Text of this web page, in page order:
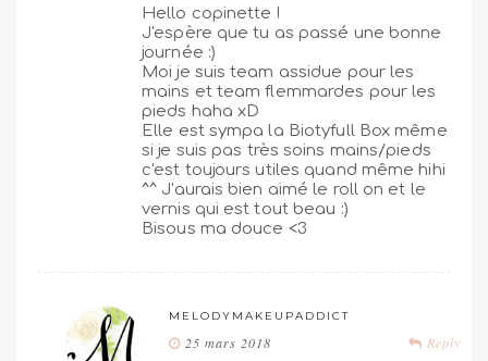
Hello copinette !
J'espère que tu as passé une bonne
journée :)
Moi je suis team assidue pour les
mains et team flemmardes pour les
pieds haha xD
Elle est sympa la Biotyfull Box même
si je suis pas très soins mains/pieds
c'est toujours utiles quand même hihi
^^ J'aurais bien aimé le roll on et le
vernis qui est tout beau :)
Bisous ma douce <3
MELODYMAKEUPADDICT
Reply
25 mars 2018